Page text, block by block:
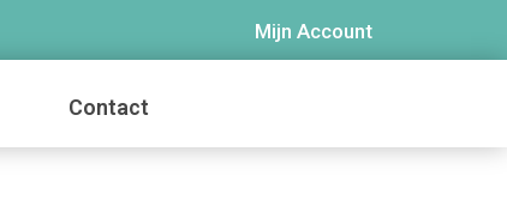
Mijn Account
Contact